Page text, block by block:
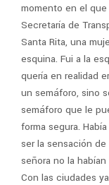
momento en el
Secretaría de
Santa Rita, una
esquina. Fui a la
quería en realidad
un semáforo, sino
semáforo que le
forma segura.
ser la sensación
señora no la
Con las ciudades